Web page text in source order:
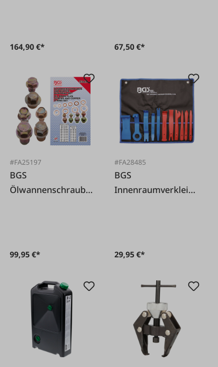
164,90 €* 67,50 €*
#FA25197
BGS
Ölwannenschraube
99,95 €*
#FA28485
BGS
Innenraumverkleidu
29,95 €*